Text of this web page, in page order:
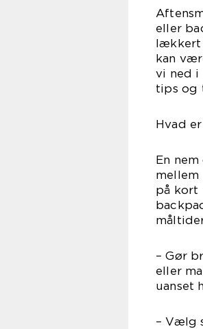
eller
lækkert
kan
vi ned i
tips og
Hvad
En
på kort
– Gør
eller
uanset
– Vælg